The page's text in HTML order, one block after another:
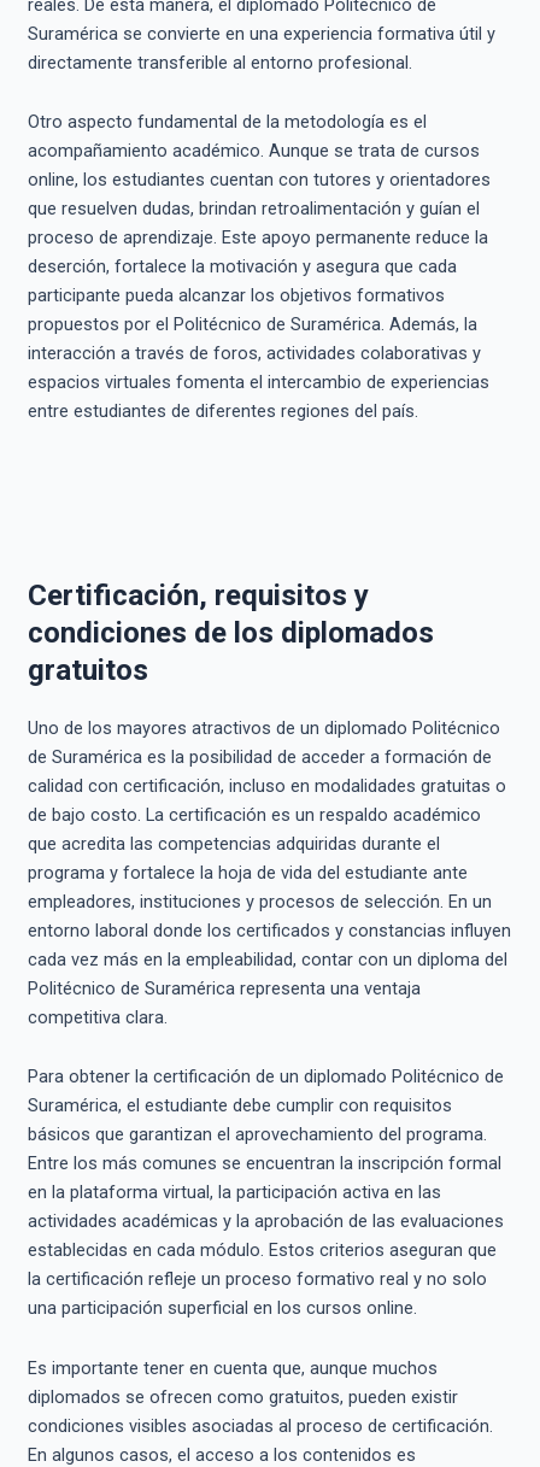
reales. De esta manera, el diplomado Politécnico de
Suramérica se convierte en una experiencia formativa útil y
directamente transferible al entorno profesional.
Otro aspecto fundamental de la metodología es el
acompañamiento académico. Aunque se trata de cursos
online, los estudiantes cuentan con tutores y orientadores
que resuelven dudas, brindan retroalimentación y guían el
proceso de aprendizaje. Este apoyo permanente reduce la
deserción, fortalece la motivación y asegura que cada
participante pueda alcanzar los objetivos formativos
propuestos por el Politécnico de Suramérica. Además, la
interacción a través de foros, actividades colaborativas y
espacios virtuales fomenta el intercambio de experiencias
entre estudiantes de diferentes regiones del país.
Certificación, requisitos y
condiciones de los diplomados
gratuitos
Uno de los mayores atractivos de un diplomado Politécnico
de Suramérica es la posibilidad de acceder a formación de
calidad con certificación, incluso en modalidades gratuitas o
de bajo costo. La certificación es un respaldo académico
que acredita las competencias adquiridas durante el
programa y fortalece la hoja de vida del estudiante ante
empleadores, instituciones y procesos de selección. En un
entorno laboral donde los certificados y constancias influyen
cada vez más en la empleabilidad, contar con un diploma del
Politécnico de Suramérica representa una ventaja
competitiva clara.
Para obtener la certificación de un diplomado Politécnico de
Suramérica, el estudiante debe cumplir con requisitos
básicos que garantizan el aprovechamiento del programa.
Entre los más comunes se encuentran la inscripción formal
en la plataforma virtual, la participación activa en las
actividades académicas y la aprobación de las evaluaciones
establecidas en cada módulo. Estos criterios aseguran que
la certificación refleje un proceso formativo real y no solo
una participación superficial en los cursos online.
Es importante tener en cuenta que, aunque muchos
diplomados se ofrecen como gratuitos, pueden existir
condiciones visibles asociadas al proceso de certificación.
En algunos casos, el acceso a los contenidos es